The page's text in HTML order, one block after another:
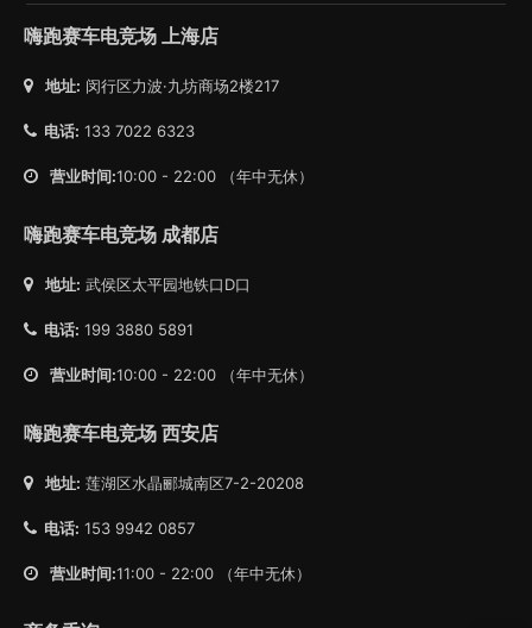
嗨跑赛车电竞场 上海店
地址: 闵行区力波·九坊商场2楼217
电话: 133 7022 6323
营业时间:10:00 - 22:00 （年中无休）
嗨跑赛车电竞场 成都店
地址: 武侯区太平园地铁口D口
电话: 199 3880 5891
营业时间:10:00 - 22:00 （年中无休）
嗨跑赛车电竞场 西安店
地址: 莲湖区水晶郦城南区7-2-20208
电话: 153 9942 0857
营业时间:11:00 - 22:00 （年中无休）